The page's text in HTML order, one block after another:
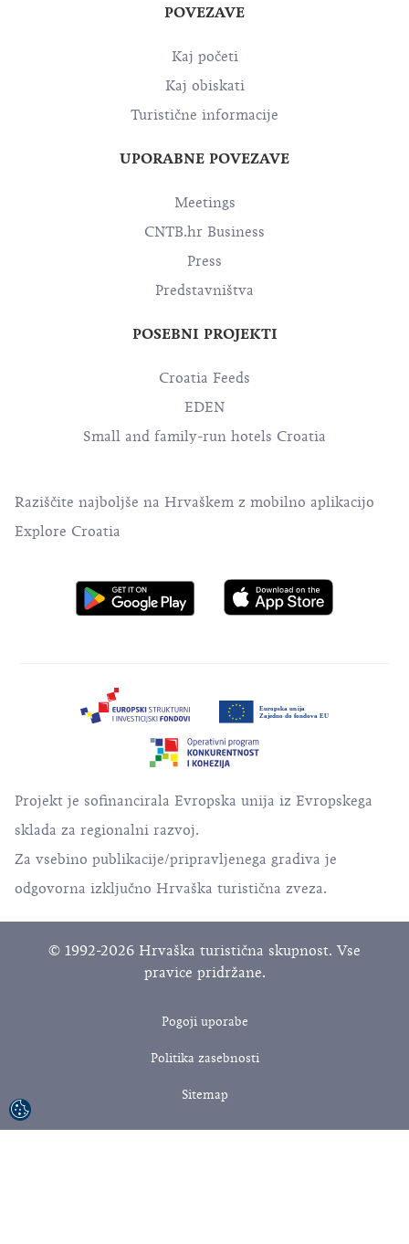
POVEZAVE
Kaj početi
Kaj obiskati
Turistične informacije
UPORABNE POVEZAVE
Meetings
CNTB.hr Business
Press
Predstavništva
POSEBNI PROJEKTI
Croatia Feeds
EDEN
Small and family-run hotels Croatia
Raziščite najboljše na Hrvaškem z mobilno aplikacijo
Explore Croatia
Projekt je sofinancirala Evropska unija iz Evropskega
sklada za regionalni razvoj.
Za vsebino publikacije/pripravljenega gradiva je
odgovorna izključno Hrvaška turistična zveza.
© 1992-2026 Hrvaška turistična skupnost. Vse
pravice pridržane.
Pogoji uporabe
Politika zasebnosti
Sitemap